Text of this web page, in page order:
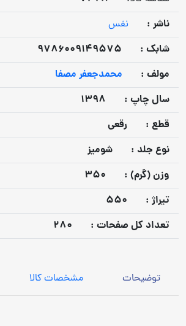
ناشر :
نفس
شابک :
9786009149575
مولف :
محمدجعفر مصفا
سال چاپ :
1398
قطع :
رقعی
نوع جلد :
شومیز
وزن (گرم) :
350
تيراژ :
550
تعداد كل صفحات :
280
توضیحات مشخصات کالا